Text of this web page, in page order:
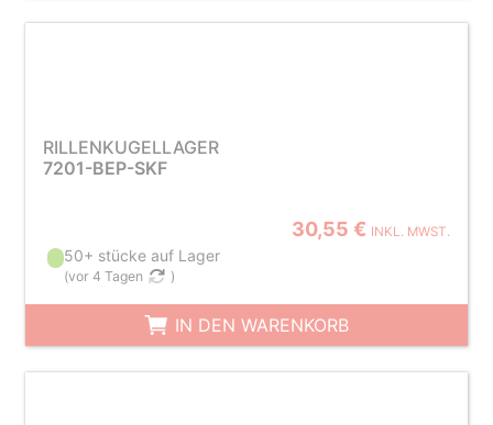
RILLENKUGELLAGER
7201-BEP-SKF
30,55 € INKL. MWST.
50+ stücke auf Lager
(vor 4 Tagen )
IN DEN WARENKORB